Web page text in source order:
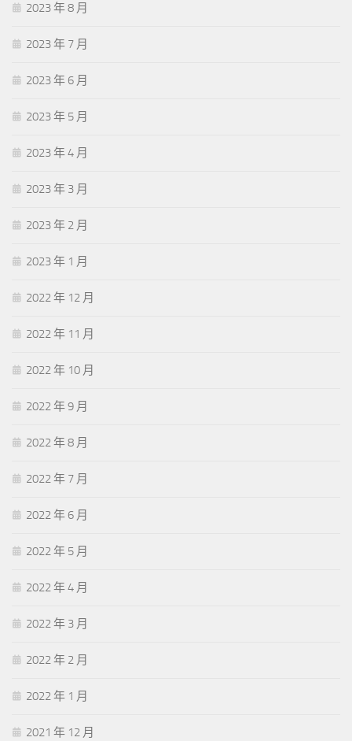
2023 年 8 月
2023 年 7 月
2023 年 6 月
2023 年 5 月
2023 年 4 月
2023 年 3 月
2023 年 2 月
2023 年 1 月
2022 年 12 月
2022 年 11 月
2022 年 10 月
2022 年 9 月
2022 年 8 月
2022 年 7 月
2022 年 6 月
2022 年 5 月
2022 年 4 月
2022 年 3 月
2022 年 2 月
2022 年 1 月
2021 年 12 月